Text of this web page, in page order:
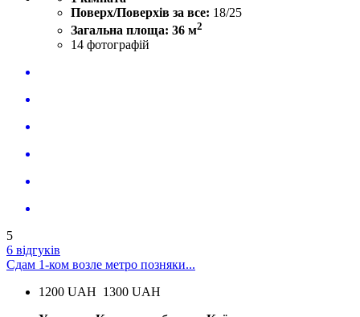
Поверх/Поверхів за все: 18/25
Загальна площа: 36 м2
14 фотографій
5
6 відгуків
Сдам 1-ком возле метро позняки...
1200 UAH 1300 UAH